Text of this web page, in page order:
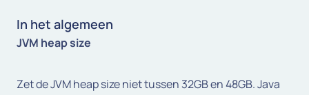
In het algemeen
JVM heap size
Zet de JVM heap size niet tussen 32GB en 48GB. Java